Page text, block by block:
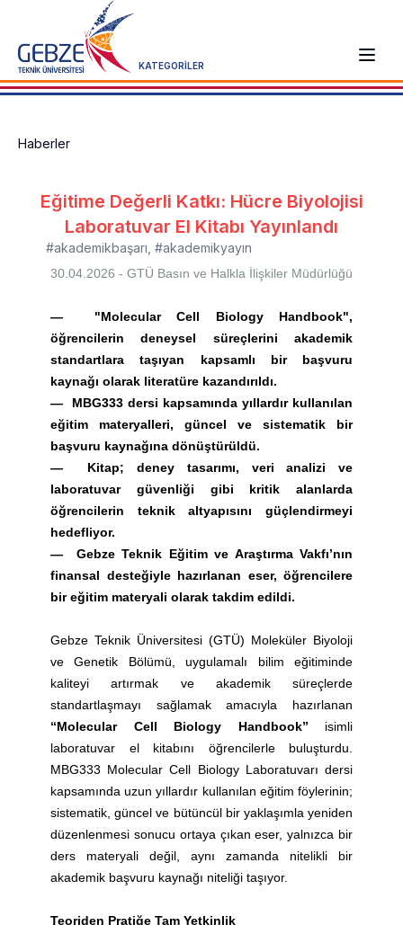
KATEGORİLER
Haberler
Eğitime Değerli Katkı: Hücre Biyolojisi
Laboratuvar El Kitabı Yayınlandı
#akademikbaşarı #akademikyayın
30.04.2026 - GTÜ Basın ve Halkla İlişkiler Müdürlüğü
— "Molecular Cell Biology Handbook",
öğrencilerin deneysel süreçlerini akademik
standartlara taşıyan kapsamlı bir başvuru
kaynağı olarak literatüre kazandırıldı.
— MBG333 dersi kapsamında yıllardır kullanılan
eğitim materyalleri, güncel ve sistematik bir
başvuru kaynağına dönüştürüldü.
— Kitap; deney tasarımı, veri analizi ve
laboratuvar güvenliği gibi kritik alanlarda
öğrencilerin teknik altyapısını güçlendirmeyi
hedefliyor.
— Gebze Teknik Eğitim ve Araştırma Vakfı’nın
finansal desteğiyle hazırlanan eser, öğrencilere
bir eğitim materyali olarak takdim edildi.
Gebze Teknik Üniversitesi (GTÜ) Moleküler Biyoloji
ve Genetik Bölümü, uygulamalı bilim eğitiminde
kaliteyi artırmak ve akademik süreçlerde
standartlaşmayı sağlamak amacıyla hazırlanan
“Molecular Cell Biology Handbook” isimli
laboratuvar el kitabını öğrencilerle buluşturdu.
MBG333 Molecular Cell Biology Laboratuvarı dersi
kapsamında uzun yıllardır kullanılan eğitim föylerinin;
sistematik, güncel ve bütüncül bir yaklaşımla yeniden
düzenlenmesi sonucu ortaya çıkan eser, yalnızca bir
ders materyali değil, aynı zamanda nitelikli bir
akademik başvuru kaynağı niteliği taşıyor.
Teoriden Pratiğe Tam Yetkinlik